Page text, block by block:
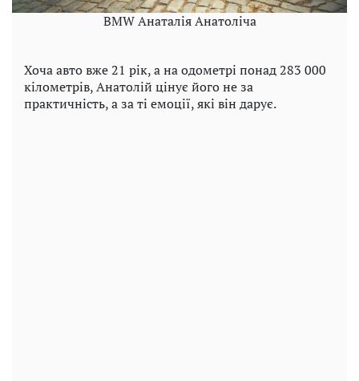
BMW Анаталія Анатоліча
Хоча авто вже 21 рік, а на одометрі понад 283 000
кілометрів, Анатолій цінує його не за
практичність, а за ті емоції, які він дарує.